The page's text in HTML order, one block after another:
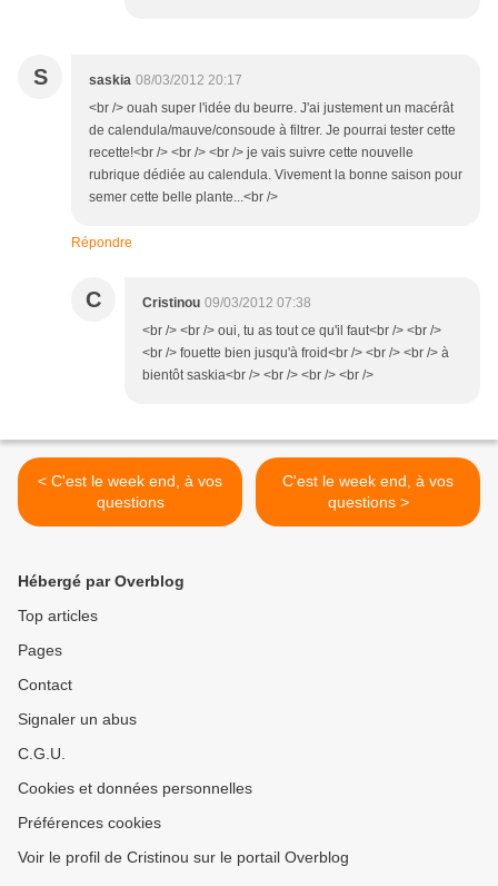
S saskia 08/03/2012 20:17
<br /> ouah super l'idée du beurre. J'ai justement un macérât
de calendula/mauve/consoude à filtrer. Je pourrai tester cette
recette!<br /> <br /> <br /> je vais suivre cette nouvelle
rubrique dédiée au calendula. Vivement la bonne saison pour
semer cette belle plante...<br />
Répondre
C Cristinou 09/03/2012 07:38
<br /> <br /> oui, tu as tout ce qu'il faut<br /> <br />
<br /> fouette bien jusqu'à froid<br /> <br /> <br /> à
bientôt saskia<br /> <br /> <br /> <br />
< C'est le week end, à vos
questions
C'est le week end, à vos
questions >
Hébergé par Overblog
Top articles
Pages
Contact
Signaler un abus
C.G.U.
Cookies et données personnelles
Préférences cookies
Voir le profil de Cristinou sur le portail Overblog